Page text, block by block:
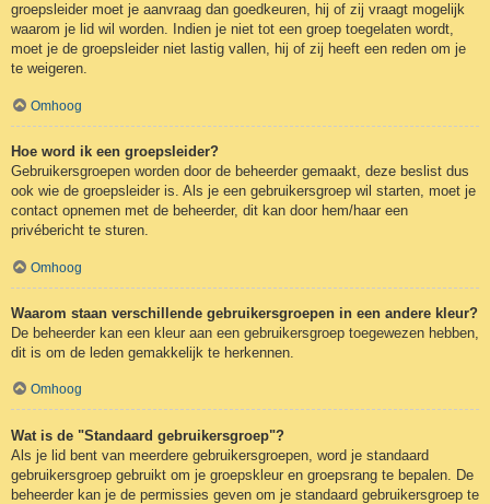
groepsleider moet je aanvraag dan goedkeuren, hij of zij vraagt mogelijk
waarom je lid wil worden. Indien je niet tot een groep toegelaten wordt,
moet je de groepsleider niet lastig vallen, hij of zij heeft een reden om je
te weigeren.
Omhoog
Hoe word ik een groepsleider?
Gebruikersgroepen worden door de beheerder gemaakt, deze beslist dus
ook wie de groepsleider is. Als je een gebruikersgroep wil starten, moet je
contact opnemen met de beheerder, dit kan door hem/haar een
privébericht te sturen.
Omhoog
Waarom staan verschillende gebruikersgroepen in een andere kleur?
De beheerder kan een kleur aan een gebruikersgroep toegewezen hebben,
dit is om de leden gemakkelijk te herkennen.
Omhoog
Wat is de "Standaard gebruikersgroep"?
Als je lid bent van meerdere gebruikersgroepen, word je standaard
gebruikersgroep gebruikt om je groepskleur en groepsrang te bepalen. De
beheerder kan je de permissies geven om je standaard gebruikersgroep te